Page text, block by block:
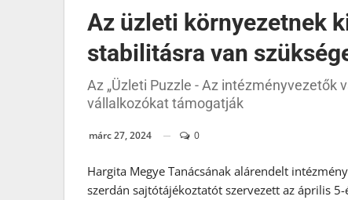
Az üzleti környezetnek
stabilitásra van
Az „Üzleti Puzzle - Az intézményvezetők
vállalkozókat támogatják
márc 27, 2024 0
Hargita Megye Tanácsának alárendelt
szerdán sajtótájékoztatót szervezett az április